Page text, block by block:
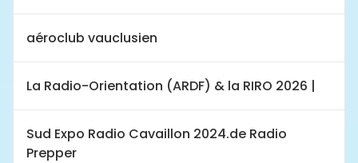
aéroclub vauclusien
La Radio-Orientation (ARDF) & la RIRO 2026 |
Sud Expo Radio Cavaillon 2024.de Radio
Prepper